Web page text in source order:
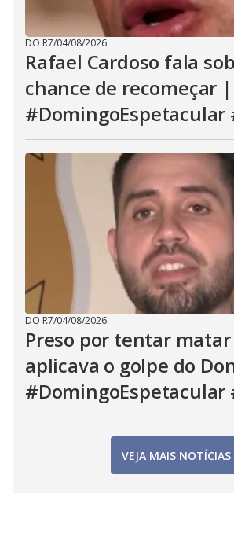
DO R7/04/08/2026
Rafael Cardoso fala
chance de recomeçar |
#DomingoEspetacular
DO R7/04/08/2026
Preso por tentar matar
aplicava o golpe do
#DomingoEspetacular
VEJA MAIS NOTÍCIAS